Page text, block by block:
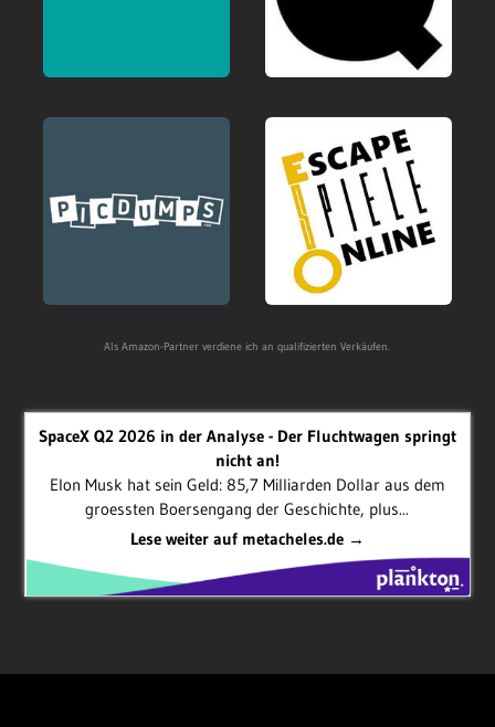
Als Amazon-Partner verdiene ich an qualifizierten Verkäufen.
SpaceX Q2 2026 in der Analyse - Der Fluchtwagen springt
nicht an!
Elon Musk hat sein Geld: 85,7 Milliarden Dollar aus dem
groessten Boersengang der Geschichte, plus...
Lese weiter auf metacheles.de →